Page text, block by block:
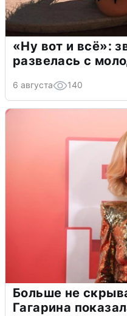
«Ну вот и всё»:
развелась с
6 августа 140
Больше не
Гагарина